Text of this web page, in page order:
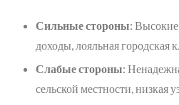
Сильные стороны:
доходы, лояльная городская
Слабые стороны:
сельской местности, низкая